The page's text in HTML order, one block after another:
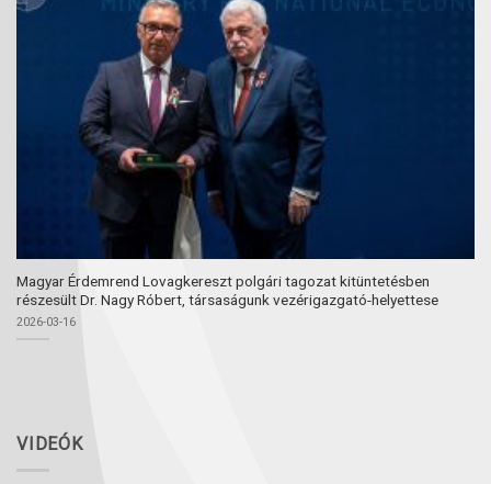
Magyar Érdemrend Lovagkereszt polgári tagozat kitüntetésben
részesült Dr. Nagy Róbert, társaságunk vezérigazgató-helyettese
2026-03-16
VIDEÓK